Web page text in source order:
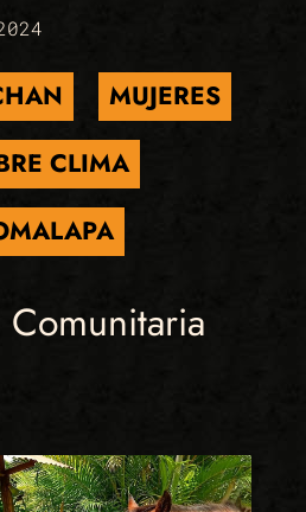
MUJERES
CLIMA
Comunitaria